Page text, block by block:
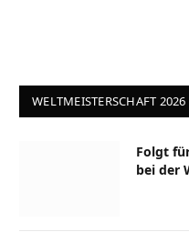
WELTMEISTERSCHAFT 2026
Folgt
bei der